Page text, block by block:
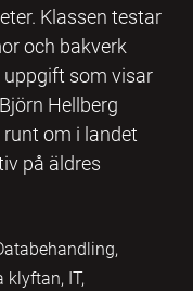
Klassen testar
och bakverk
uppgift som visar
Hellberg
om i landet
på äldres
klyftan, IT,